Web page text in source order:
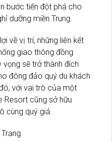
bước tiến đột phá cho
dưỡng miền Trung.
về vị trí, những liên kết
giao thông đồng
sẽ trở thành đích
đông đảo quý du khách
với vai trò của một
Resort cũng sở hữu
cùng quý giá.